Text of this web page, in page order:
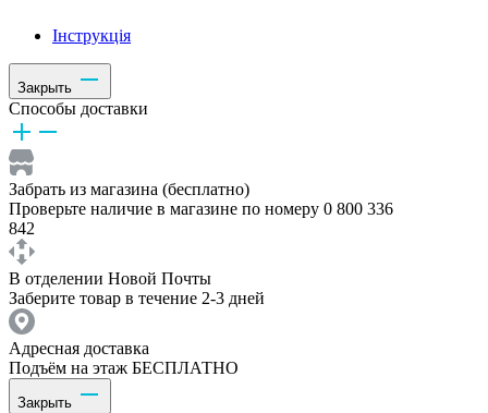
Інструкція
Закрыть
Способы доставки
Забрать из магазина (бесплатно)
Проверьте наличие в магазине по номеру 0 800 336
842
В отделении Новой Почты
Заберите товар в течение 2-3 дней
Адресная доставка
Подъём на этаж БЕСПЛАТНО
Закрыть